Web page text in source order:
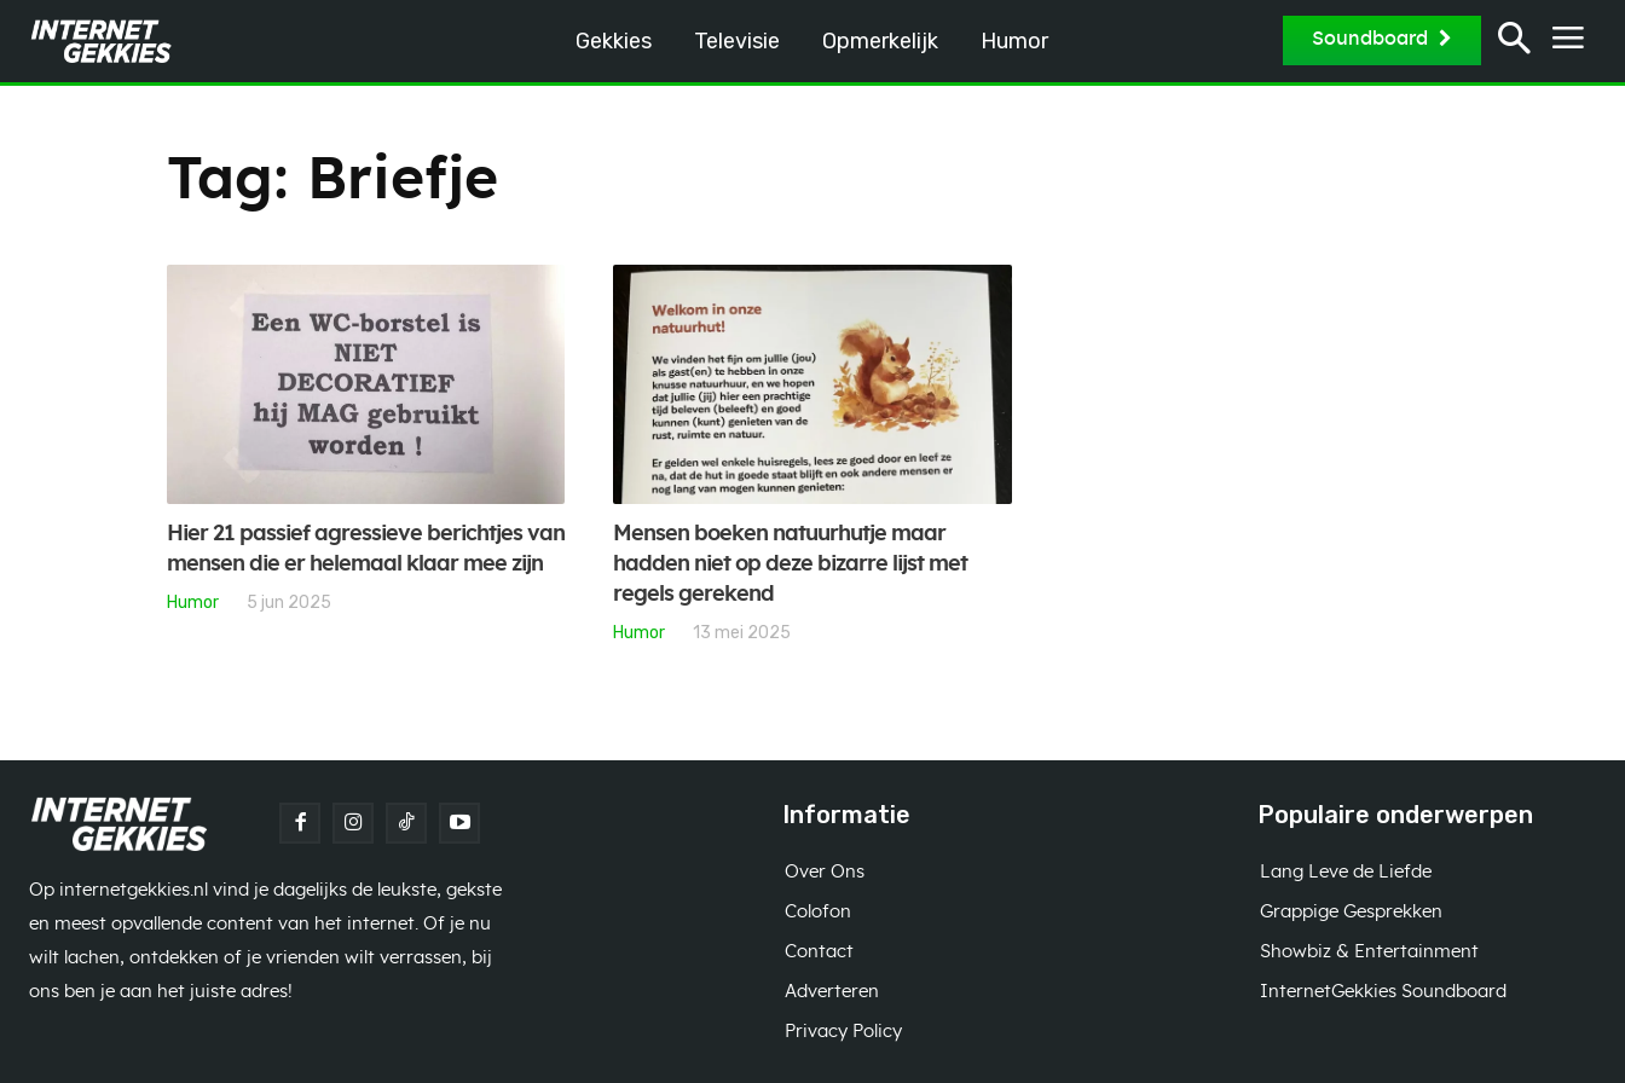
Gekkies Televisie Opmerkelijk Humor Soundboard
Tag: Briefje
Hier 21 passief agressieve berichtjes van
mensen die er helemaal klaar mee zijn
Humor 5 jun 2025
Mensen boeken natuurhutje maar
hadden niet op deze bizarre lijst met
regels gerekend
Humor 13 mei 2025
Op internetgekkies.nl vind je dagelijks de leukste, gekste
en meest opvallende content van het internet. Of je nu
wilt lachen, ontdekken of je vrienden wilt verrassen, bij
ons ben je aan het juiste adres!
Informatie
Over Ons
Colofon
Contact
Adverteren
Privacy Policy
Populaire onderwerpen
Lang Leve de Liefde
Grappige Gesprekken
Showbiz & Entertainment
InternetGekkies Soundboard